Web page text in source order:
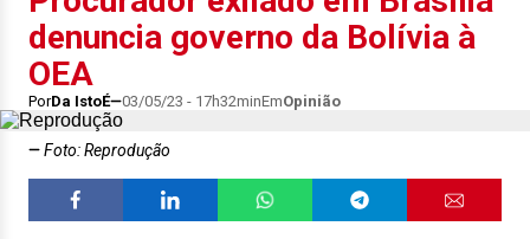
denuncia governo da Bolívia à
OEA
PorDa IstoÉ 03/05/23 - 17h32minEmOpinião
Foto: Reprodução